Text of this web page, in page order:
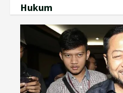
Hukum